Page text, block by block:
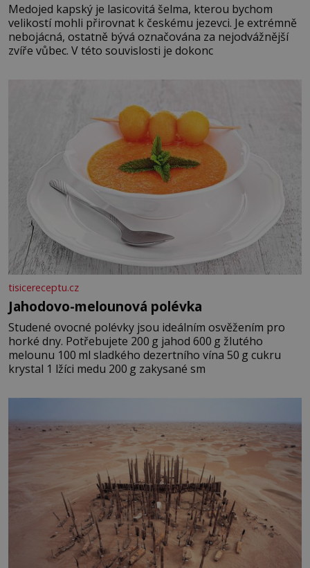
Medojed kapský je lasicovitá šelma, kterou bychom
velikostí mohli přirovnat k českému jezevci. Je extrémně
nebojácná, ostatně bývá označována za nejodvážnější
zvíře vůbec. V této souvislosti je dokonc
tisicereceptu.cz
Jahodovo-melounová polévka
Studené ovocné polévky jsou ideálním osvěžením pro
horké dny. Potřebujete 200 g jahod 600 g žlutého
melounu 100 ml sladkého dezertního vína 50 g cukru
krystal 1 lžíci medu 200 g zakysané sm